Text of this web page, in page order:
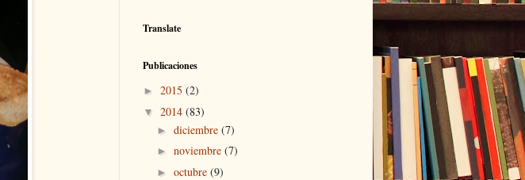
Translate
Publicaciones
► 2015 (2)
▼ 2014 (83)
► diciembre (7)
► noviembre (7)
► octubre (9)